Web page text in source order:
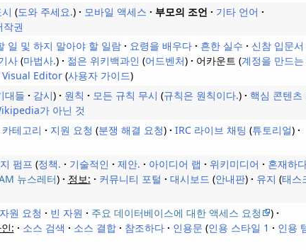
도와 주세요. 모바일 액세스 부모의 조언
기타 언어
작권
일 및 하지 말아야 할 일람 요령을 배우다 흔한 실수
신참 입문서
사 마법사. 젊은 위키백과인 어드벤처 어카운트 계정을 만드는
Visual Editor 사용자 가이드
대들 감시 원칙 모든 규칙 무시 규칙은 원칙이다.
핵심 콘텐츠
가 아닌 것
카테고리 지원 요청 분쟁 해결 요청 IRC 라이브 채팅 튜토리얼
펌프 정책. 기술적인 제안. 아이디어 랩 위키미디어
혼재하
뉴스레터 정보: 커뮤니티 포털 대시보드 안내판 유지 태스
원 요청 빈 자원
주요 데이터베이스에 대한 액세스 요청
: 소스 검색 소스 결합 참조하다 인용문 인용 스타일 1
인용